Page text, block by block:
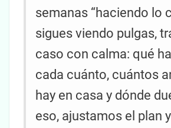
semanas “haciendo lo
sigues viendo pulgas,
caso con calma: qué
cada cuánto, cuántos
hay en casa y dónde
eso, ajustamos el plan